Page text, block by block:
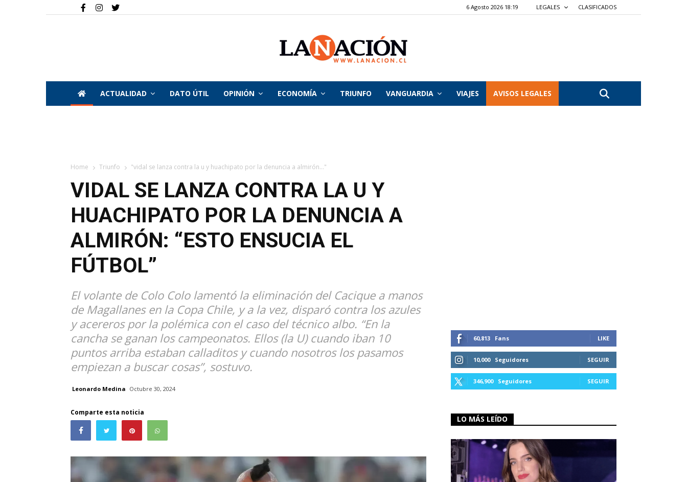
6 Agosto 2026 18:19 LEGALES CLASIFICADOS
La
ACTUALIDAD DATO ÚTIL OPINIÓN ECONOMÍA TRIUNFO VANGUARDIA VIAJES AVISOS LEGALES
Home Triunfo "vidal se lanza contra la u y huachipato por la denuncia a almirón..."
VIDAL SE LANZA CONTRA LA U Y
HUACHIPATO POR LA DENUNCIA A
ALMIRÓN: “ESTO ENSUCIA EL
FÚTBOL”
El volante de Colo Colo lamentó la eliminación del Cacique a manos
de Magallanes en la Copa Chile, y a la vez, disparó contra los azules
y acereros por la polémica con el caso del técnico albo. “En la
cancha se ganan los campeonatos. Ellos (la U) cuando iban 10
puntos arriba estaban calladitos y cuando nosotros los pasamos
empiezan a buscar cosas”, sostuvo.
Leonardo Medina Octubre 30, 2024
Comparte esta noticia
60,813 Fans LIKE
10,000 Seguidores SEGUIR
346,900 Seguidores SEGUIR
LO MÁS LEÍDO